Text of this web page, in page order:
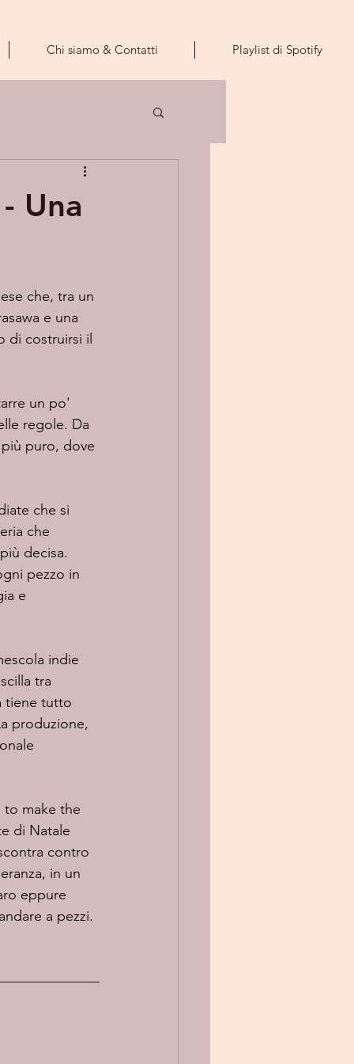
Chi siamo & Contatti Playlist di Spotify
Una
che, tra un
e una
di costruirsi il
un po'
regole. Da
puro, dove
che
decisa.
pezzo in
e
indie
tra
tiene tutto
produzione,
di Natale
contro
in un
eppure
a pezzi.